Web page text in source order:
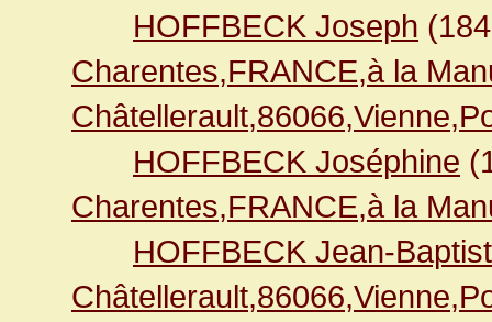
HOFFBECK Joseph
Charentes,FRANCE,à la
HOFFBECK Joséphine
Charentes,FRANCE,à la
HOFFBECK Jean-